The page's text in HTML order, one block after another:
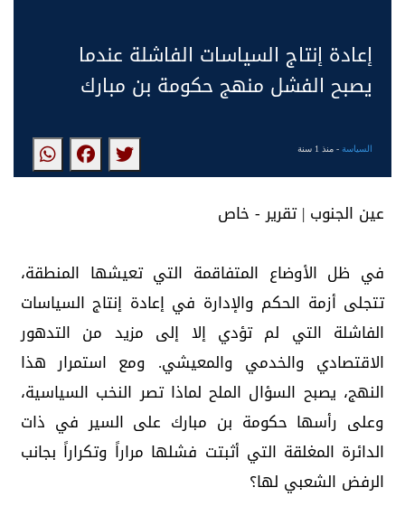
إعادة إنتاج السياسات الفاشلة عندما
يصبح الفشل منهج حكومة بن مبارك
السياسة- منذ 1 سنة
عين الجنوب | تقرير - خاص
في ظل الأوضاع المتفاقمة التي تعيشها المنطقة،
تتجلى أزمة الحكم والإدارة في إعادة إنتاج السياسات
الفاشلة التي لم تؤدي إلا إلى مزيد من التدهور
الاقتصادي والخدمي والمعيشي. ومع استمرار هذا
النهج، يصبح السؤال الملح لماذا تصر النخب السياسية،
وعلى رأسها حكومة بن مبارك على السير في ذات
الدائرة المغلقة التي أثبتت فشلها مراراً وتكراراً بجانب
الرفض الشعبي لها؟